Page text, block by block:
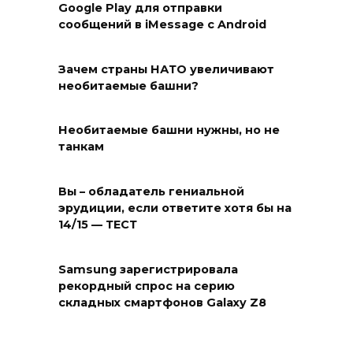
Google Play для отправки
сообщений в iMessage с Android
Зачем страны НАТО увеличивают
необитаемые башни?
Необитаемые башни нужны, но не
танкам
Вы – обладатель гениальной
эрудиции, если ответите хотя бы на
14/15 — ТЕСТ
Samsung зарегистрировала
рекордный спрос на серию
складных смартфонов Galaxy Z8